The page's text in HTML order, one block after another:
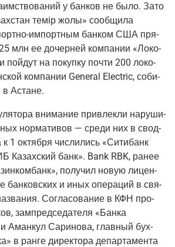
у бан­ков не было. Зато
темiр жолы» сооб­щи­ла
импорт­ным бан­ком США пря­
млн ее дочер­ней ком­па­нии «Локо­
пой­дут на покуп­ку почти 200 локо­
ком­па­нии General Electric, соби­
Астане.
вни­ма­ние при­влек­ли нару­ши­
нор­ма­ти­вов — сре­ди них в свод­
1 октяб­ря чис­ли­лись «Сити­банк
Казах­ский банк». Bank RBK, ранее
полу­чил новую лицен­
бан­ков­ских и иных опе­ра­ций в свя­
Согла­со­ва­ние в КФН про­
зам­пред­се­да­те­ля «Бан­ка
и Аман­кул Сари­но­ва, глав­ный бух­
в ран­ге дирек­то­ра депар­та­мен­та